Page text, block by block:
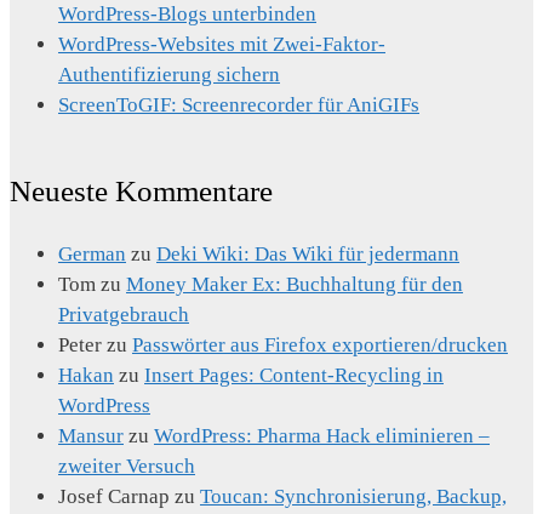
WordPress-Blogs unterbinden
WordPress-Websites mit Zwei-Faktor-
Authentifizierung sichern
ScreenToGIF: Screenrecorder für AniGIFs
Neueste Kommentare
German zu Deki Wiki: Das Wiki für jedermann
Tom zu Money Maker Ex: Buchhaltung für den
Privatgebrauch
Peter zu Passwörter aus Firefox exportieren/drucken
Hakan zu Insert Pages: Content-Recycling in
WordPress
Mansur zu WordPress: Pharma Hack eliminieren –
zweiter Versuch
Josef Carnap zu Toucan: Synchronisierung, Backup,